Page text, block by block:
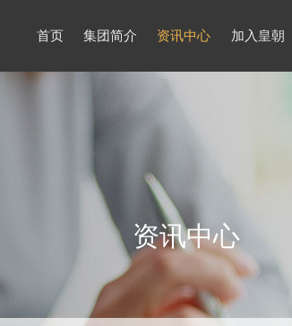
首页 集团简介 资讯中心 加入皇朝
资讯中心